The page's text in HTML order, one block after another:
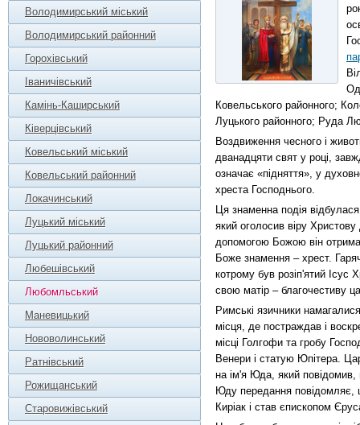
Володимирський міський
Володимирський районний
Горохівський
Іваничівський
Камінь-Каширський
Ківерцівський
Ковельський міський
Ковельський районний
Локачинський
Луцький міський
Луцький районний
Любешівський
Любомльський
Маневицький
Нововолинський
Ратнівський
Рожищанський
Старовижівський
Ковельського районного;
Луцького районного; Руда
Воздвиження чесного і
дванадцяти свят у році,
означає «підняття», у
хреста Господнього.
Ця знаменна подія
який оголосив віру
допомогою Божою він
Боже знамення – хрест.
котрому був розіп'ятий Ісус
свою матір – благочестиву
Римські язичники
місця, де постраждав і
місці Голгофи та гробу
Венери і статую Юпітера.
на ім'я Юда, який
Юду передання повідомляє,
Киріак і став єпископом